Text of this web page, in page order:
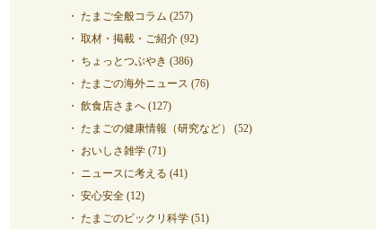
たまご全般コラム (257)
取材・掲載・ご紹介 (92)
ちょっとつぶやき (386)
たまごの海外ニュース (76)
飲食店さまへ (127)
たまごの健康情報（研究など）
(52)
おいしさ雑学 (71)
ニュースに考える (41)
安心安全 (12)
たまごのビックリ科学 (51)